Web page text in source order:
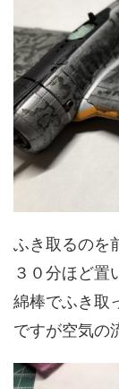
ふき取るのを
３０分ほど置
綿棒でふき取
ですが空気の